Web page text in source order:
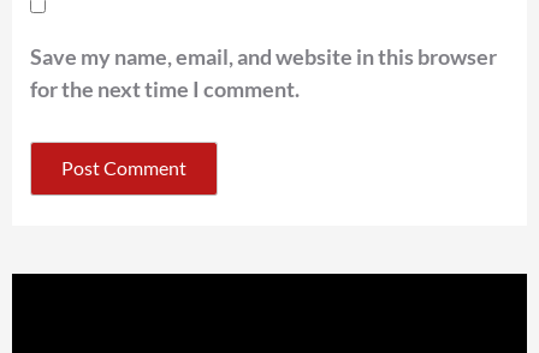
Save my name, email, and website in this browser
for the next time I comment.